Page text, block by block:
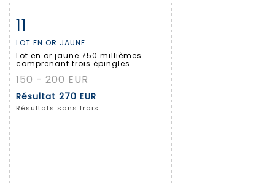
Fiche détaillée
11
LOT EN OR JAUNE...
Lot en or jaune 750 millièmes
comprenant trois épingles...
150 - 200 EUR
Résultat 270 EUR
Résultats sans frais